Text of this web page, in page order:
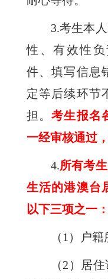
3.考生本
性、有效性
件、填写信息
定等后续环节
担。考生报名
一经审核通过
4.所有考
生活的港澳台
以下三项之一：
（1）户籍
（2）居